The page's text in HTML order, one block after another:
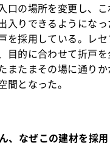
口の場所を変更し、
入りできるようにな
を採用している。レ
目的に合わせて折戸
またまその場に通り
間となった。
、なぜこの建材を採